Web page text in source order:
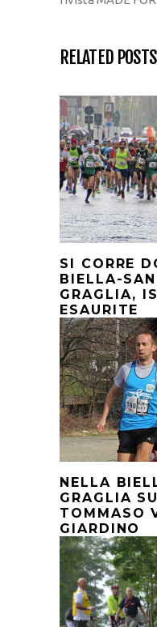
RELATED POSTS
SI CORRE
BIELLA-
GRAGLIA,
ESAURITE
NELLA
GRAGLIA
TOMMASO
GIARDINO